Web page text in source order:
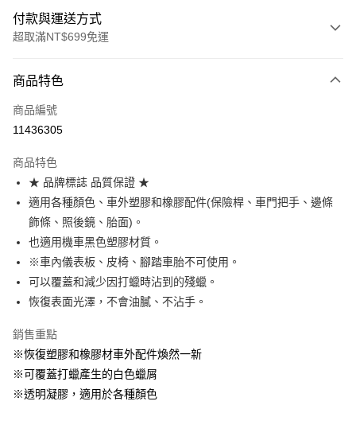
付款與運送方式
超取滿NT$699免運
信用卡一次付款
信用卡分期付款
合作金庫商業銀行
華南商業銀行
上海商業儲蓄銀行
台北富邦商業銀行
國泰世華商業銀行
臺灣中小企業銀行
匯豐（台灣）商業銀行
華泰商業銀行
聯邦商業銀行
遠東國際商業銀行
元大商業銀行
永豐商業銀行
玉山商業銀行
星展（台灣）商業銀行
台灣樂天信用卡公司
超商取貨付款
LINE Pay
Apple Pay
街口支付
全盈+PAY
ATM付款
商品特色
商品編號
11436305
商品特色
★ 品牌標誌 品質保證 ★
適用各種顏色、車外塑膠和橡膠配件(保險桿、車門把手、邊條
飾條、照後鏡、胎面)。
也適用機車黑色塑膠材質。
※車內儀表板、皮椅、腳踏車胎不可使用。
可以覆蓋和減少因打蠟時沾到的殘蠟。
恢復表面光澤，不會油膩、不沾手。
銷售重點
※恢復塑膠和橡膠材車外配件煥然一新
※可覆蓋打蠟產生的白色蠟屑
※透明凝膠，適用於各種顏色